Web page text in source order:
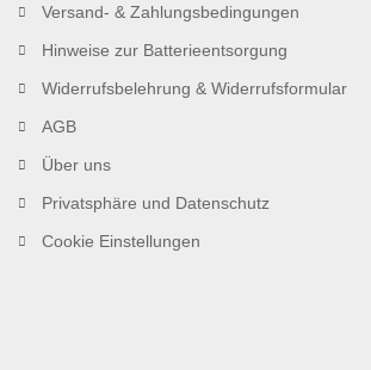
Versand- & Zahlungsbedingungen
Hinweise zur Batterieentsorgung
Widerrufsbelehrung & Widerrufsformular
AGB
Über uns
Privatsphäre und Datenschutz
Cookie Einstellungen